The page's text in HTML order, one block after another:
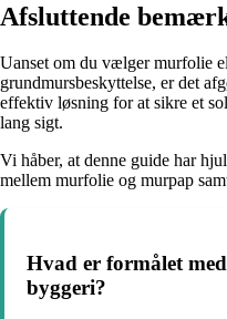
Afsluttende
Uanset om du vælger murfolie
grundmursbeskyttelse, er det
effektiv løsning for at sikre et
lang sigt.
Vi håber, at denne guide har
mellem murfolie og murpap
Hvad er formålet
byggeri?